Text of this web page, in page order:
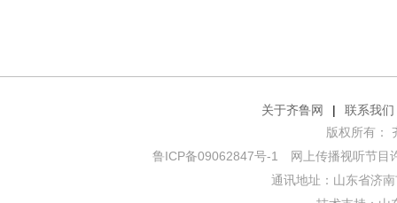
关于齐鲁网 |
联系我们
版权所有：
鲁ICP备09062847号-1
网上传播视听节目
通讯地址：山东省济